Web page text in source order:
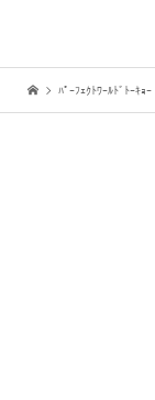
ﾊﾟｰﾌｪｸﾄﾜｰﾙﾄﾞﾄｰｷｮｰ